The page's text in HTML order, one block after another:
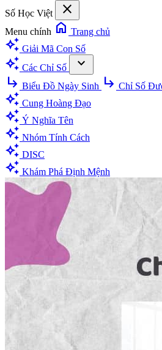
Số Học Việt close
Menu chính home Trang chủ
auto_awesome Giải Mã Con Số
auto_awesome Các Chỉ Số
expand_more
subdirectory_arrow_right Biểu Đồ Ngày Sinh subdirectory_arrow_right Chỉ Số
auto_awesome Cung Hoàng Đạo
auto_awesome Ý Nghĩa Tên
auto_awesome Nhóm Tính Cách
auto_awesome DISC
auto_awesome Khám Phá Định Mệnh